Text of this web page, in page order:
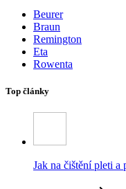
Beurer
Braun
Remington
Eta
Rowenta
Top články
Jak na čištění pleti a